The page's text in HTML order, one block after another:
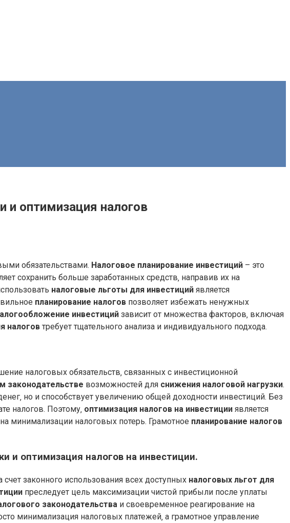
и оптимизация налогов
обязательствами. Налоговое планирование инвестиций – это
сохранить больше заработанных средств‚ направив их на
налоговые льготы для инвестиций является
планирование налогов позволяет избежать ненужных
инвестиций зависит от множества факторов‚ включая
налогов требует тщательного анализа и индивидуального подхода.
налоговых обязательств‚ связанных с инвестиционной
законодательстве возможностей для снижения налоговой нагрузки.
но и способствует увеличению общей доходности инвестиций. Без
налогов. Поэтому‚ оптимизация налогов на инвестиции является
минимализации налоговых потерь. Грамотное планирование налогов
и оптимизация налогов на инвестиции.
счет законного использования всех доступных налоговых льгот для
преследует цель максимизации чистой прибыли после уплаты
законодательства и своевременное реагирование на
минимализация налоговых платежей‚ а грамотное управление